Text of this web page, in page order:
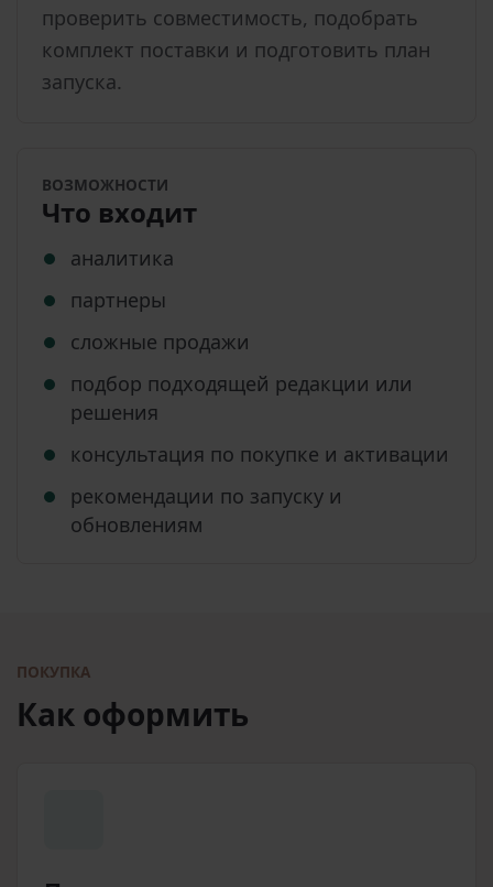
проверить совместимость, подобрать
комплект поставки и подготовить план
запуска.
ВОЗМОЖНОСТИ
Что входит
аналитика
партнеры
сложные продажи
подбор подходящей редакции или
решения
консультация по покупке и активации
рекомендации по запуску и
обновлениям
ПОКУПКА
Как оформить